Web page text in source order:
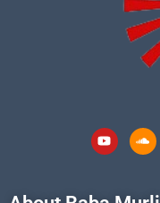
Youtube